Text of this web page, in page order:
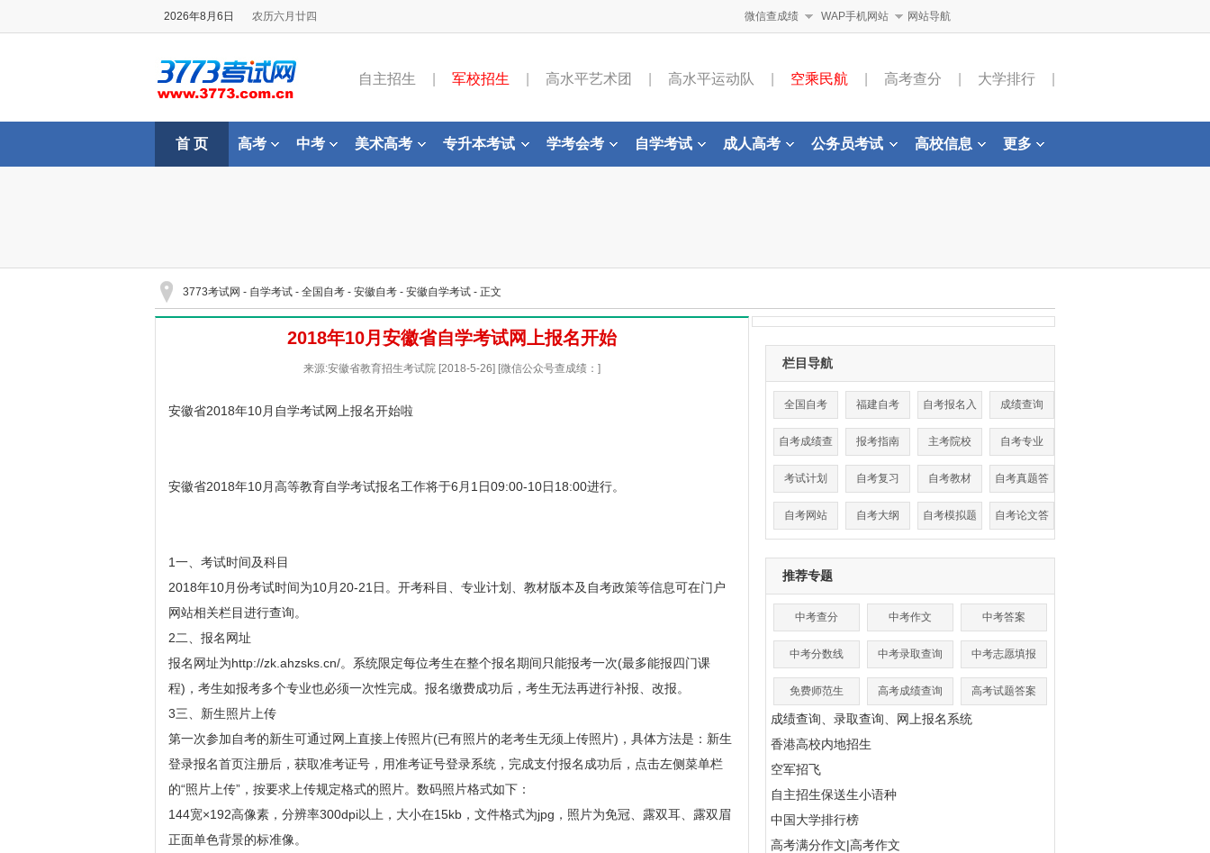
2026年8月6日 农历六月廿四 微信查成绩 WAP手机网站 网站导航
自主招生 军校招生 高水平艺术团 高水平运动队 空乘民航 高考查分 大学排行
首 页 高考 中考 美术高考 专升本考试 学考会考 自学考试 成人高考 公务员考试 高校信息 更多
3773考试网 - 自学考试 - 全国自考 - 安徽自考 - 安徽自学考试 - 正文
2018年10月安徽省自学考试网上报名开始
来源:安徽省教育招生考试院 [2018-5-26] [微信公众号查成绩：]
安徽省2018年10月自学考试网上报名开始啦
安徽省2018年10月高等教育自学考试报名工作将于6月1日09:00-10日18:00进行。
1一、考试时间及科目
2018年10月份考试时间为10月20-21日。开考科目、专业计划、教材版本及自考政策等信息可在门户
网站相关栏目进行查询。
2二、报名网址
报名网址为http://zk.ahzsks.cn/。系统限定每位考生在整个报名期间只能报考一次(最多能报四门课
程)，考生如报考多个专业也必须一次性完成。报名缴费成功后，考生无法再进行补报、改报。
3三、新生照片上传
第一次参加自考的新生可通过网上直接上传照片(已有照片的老考生无须上传照片)，具体方法是：新生
登录报名首页注册后，获取准考证号，用准考证号登录系统，完成支付报名成功后，点击左侧菜单栏
的“照片上传”，按要求上传规定格式的照片。数码照片格式如下：
144宽×192高像素，分辨率300dpi以上，大小在15kb，文件格式为jpg，照片为免冠、露双耳、露双眉
正面单色背景的标准像。
栏目导航
全国自考 福建自考 自考报名入
口
成绩查询
自考成绩查
询
报考指南 主考院校 自考专业
考试计划 自考复习 自考教材 自考真题答
案
自考网站
自考大纲 自考模拟题 自考论文答
辩
推荐专题
中考查分 中考作文 中考答案
中考分数线 中考录取查询 中考志愿填报
免费师范生 高考成绩查询 高考试题答案
成绩查询、录取查询、网上报名系统
香港高校内地招生
空军招飞
自主招生保送生小语种
中国大学排行榜
高考满分作文|高考作文